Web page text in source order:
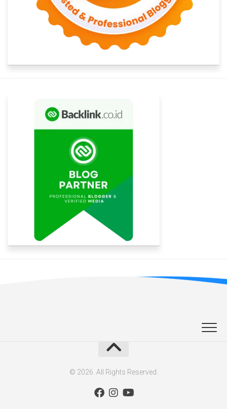
© 2026. All Rights Reserved.